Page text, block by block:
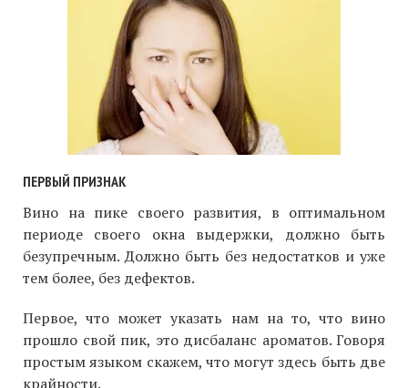
ПЕРВЫЙ ПРИЗНАК
Вино на пике своего развития, в оптимальном
периоде своего окна выдержки, должно быть
безупречным. Должно быть без недостатков и уже
тем более, без дефектов.
Первое, что может указать нам на то, что вино
прошло свой пик, это дисбаланс ароматов. Говоря
простым языком скажем, что могут здесь быть две
крайности.